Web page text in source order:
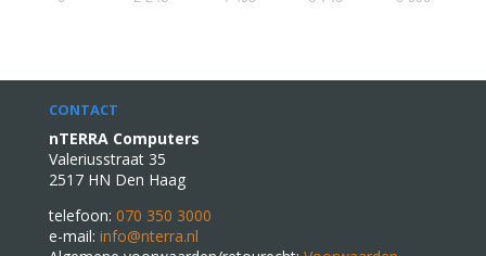
CONTACT
nTERRA Computers
Valeriusstraat 35
2517 HN Den Haag
telefoon: 070 350 3000
e-mail: info@nterra.nl